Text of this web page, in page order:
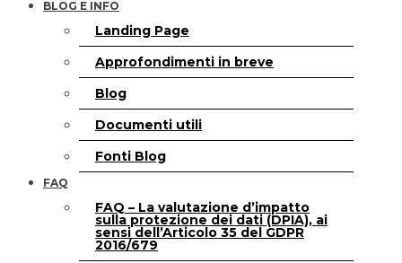
BLOG E INFO
Landing Page
Approfondimenti in breve
Blog
Documenti utili
Fonti Blog
FAQ
FAQ – La valutazione d’impatto
sulla protezione dei dati (DPIA), ai
sensi dell’Articolo 35 del GDPR
2016/679